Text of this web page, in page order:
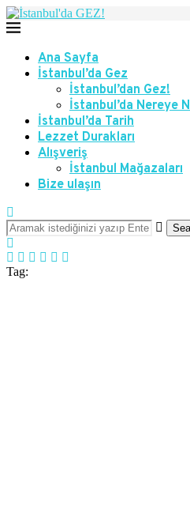
Ana Sayfa
İstanbul’da Gez
İstanbul’dan Gez!
İstanbul’da Nereye
İstanbul’da Tarih
Lezzet Durakları
Alışveriş
İstanbul Mağazaları
Bize ulaşın
Tag: